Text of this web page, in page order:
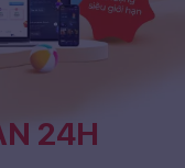
24H